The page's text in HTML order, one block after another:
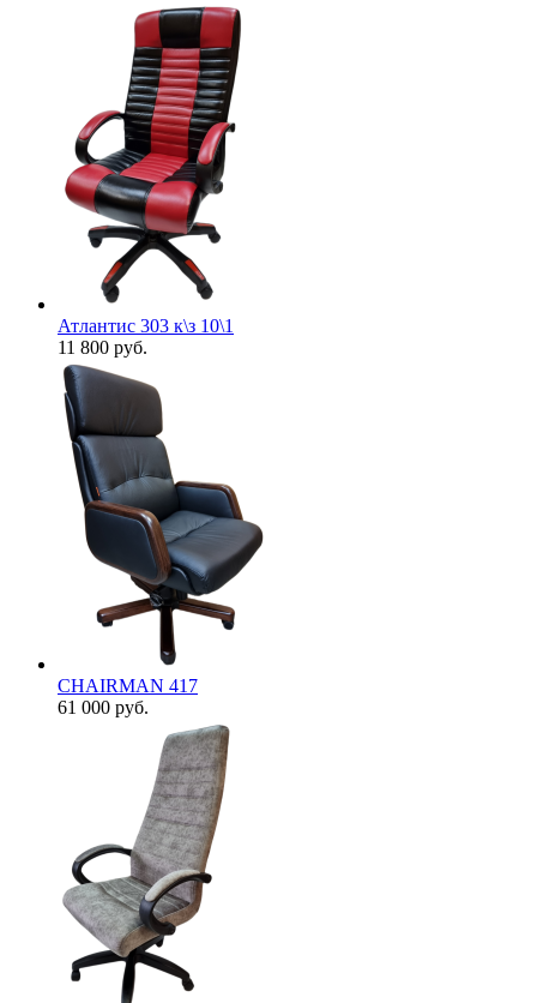
Атлантис 303 к\з 10\1
11 800 руб.
CHAIRMAN 417
61 000 руб.